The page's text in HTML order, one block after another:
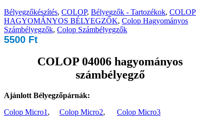
Bélyegzőkészítés, COLOP, Bélyegzők - Tartozékok, COLOP
HAGYOMÁNYOS BÉLYEGZŐK, Colop Hagyományos
Számbélyegzők, Colop Számbélyegzők
5500 Ft
COLOP 04006 hagyományos
számbélyegző
Ajánlott Bélyegzőpárnák:
Colop Micro1 , Colop Micro2, Colop Micro3